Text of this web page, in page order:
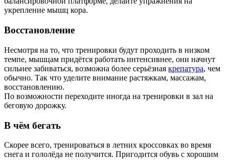
укрепление мышц кора.
Восстановление
Несмотря на то, что тренировки будут проходить в низком
темпе, мышцам придётся работать интенсивнее, они начнут
сильнее забиваться, возможна более серьёзная крепатура, чем
обычно. Так что уделите внимание растяжкам, массажам,
восстановлению.
По возможности переходите иногда на тренировки в зал на
беговую дорожку.
В чём бегать
Скорее всего, тренироваться в летних кроссовках во время
снега и гололёда не получится. Пригодится обувь с хорошим